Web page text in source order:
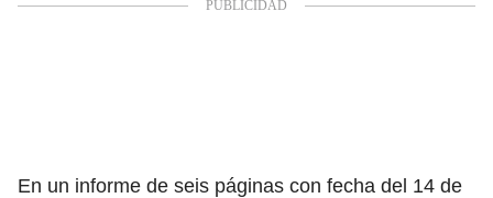
En un informe de seis páginas con fecha del 14 de